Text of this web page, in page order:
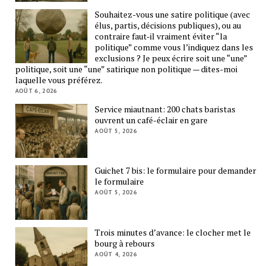
Souhaitez-vous une satire politique (avec
élus, partis, décisions publiques), ou au
contraire faut-il vraiment éviter “la
politique” comme vous l’indiquez dans les
exclusions ? Je peux écrire soit une “une”
politique, soit une “une” satirique non politique — dites-moi
laquelle vous préférez.
AOÛT 6, 2026
Service miautnant: 200 chats baristas
ouvrent un café-éclair en gare
AOÛT 5, 2026
Guichet 7 bis: le formulaire pour demander
le formulaire
AOÛT 5, 2026
Trois minutes d’avance: le clocher met le
bourg à rebours
AOÛT 4, 2026